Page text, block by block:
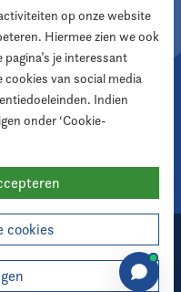
voor Raadsleden
op onze website
Hiermee zien we ook
je interessant
van social media
Indien
onder ‘Cookie-
cookies